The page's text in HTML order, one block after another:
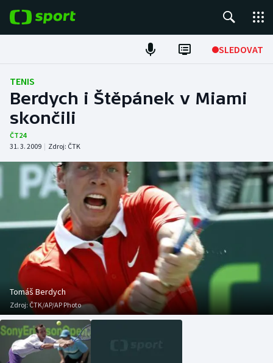
SLEDOVAT
Fotbal
Hokej
Tenis
Atletika
Cyklistika
DALŠÍ SPORTY
Americký fotbal
Baseball a softbal
Basketbal
Biatlon
NEPŘEHLÉDNĚTE
Soutěže
Historické návraty
Aplikace ČT sport
TENIS
Berdych i Štěpánek v Miami
skončili
ČT24
31. 3. 2009 | Zdroj: ČTK
Tomáš Berdych
Zdroj:ČTK/AP/AP Photo